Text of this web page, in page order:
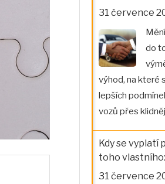
31 července
do
výhod, na které
lepších
vozů přes
Kdy se vyplatí
toho
31 července